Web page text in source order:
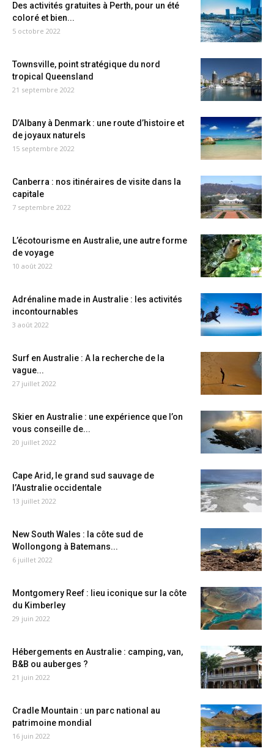
Des activités gratuites à Perth, pour un été
coloré et bien...
5 octobre 2022
Townsville, point stratégique du nord
tropical Queensland
21 septembre 2022
D’Albany à Denmark : une route d’histoire et
de joyaux naturels
15 septembre 2022
Canberra : nos itinéraires de visite dans la
capitale
7 septembre 2022
L’écotourisme en Australie, une autre forme
de voyage
10 août 2022
Adrénaline made in Australie : les activités
incontournables
3 août 2022
Surf en Australie : A la recherche de la
vague...
27 juillet 2022
Skier en Australie : une expérience que l’on
vous conseille de...
20 juillet 2022
Cape Arid, le grand sud sauvage de
l’Australie occidentale
13 juillet 2022
New South Wales : la côte sud de
Wollongong à Batemans...
6 juillet 2022
Montgomery Reef : lieu iconique sur la côte
du Kimberley
29 juin 2022
Hébergements en Australie : camping, van,
B&B ou auberges ?
21 juin 2022
Cradle Mountain : un parc national au
patrimoine mondial
16 juin 2022